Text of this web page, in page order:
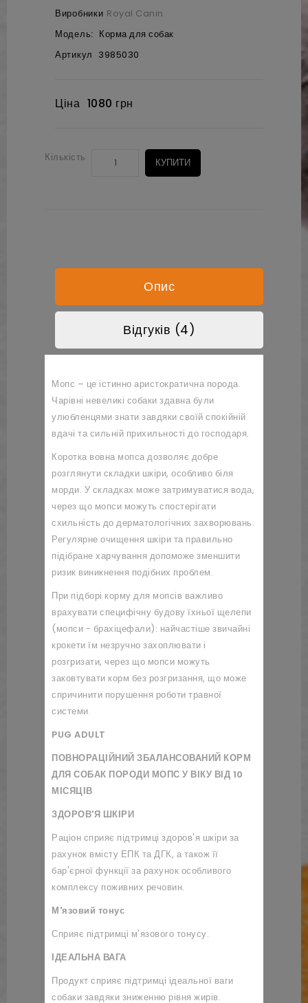
Виробники Royal Canin
Модель: Корма для собак
Артикул 3985030
Ціна 1080 грн
Кількість КУПИТИ
Опис
Відгуків (4)
Мопс – це істинно аристократична порода.
Чарівні невеликі собаки здавна були
улюбленцями знати завдяки своїй спокійній
вдачі та сильній прихильності до господаря.
Коротка вовна мопса дозволяє добре
розглянути складки шкіри, особливо біля
морди. У складках може затримуватися вода,
через що мопси можуть спостерігати
схильність до дерматологічних захворювань.
Регулярне очищення шкіри та правильно
підібране харчування допоможе зменшити
ризик виникнення подібних проблем.
При підборі корму для мопсів важливо
врахувати специфічну будову їхньої щелепи
(мопси - брахіцефали): найчастіше звичайні
крокети їм незручно захоплювати і
розгризати, через що мопси можуть
заковтувати корм без розгризання, що може
спричинити порушення роботи травної
системи.
PUG ADULT
ПОВНОРАЦІЙНИЙ ЗБАЛАНСОВАНИЙ КОРМ
ДЛЯ СОБАК ПОРОДИ МОПС У ВІКУ ВІД 10
МІСЯЦІВ
ЗДОРОВ'Я ШКІРИ
Раціон сприяє підтримці здоров'я шкіри за
рахунок вмісту ЕПК та ДГК, а також її
бар'єрної функції за рахунок особливого
комплексу поживних речовин.
М'язовий тонус
Сприяє підтримці м'язового тонусу.
ІДЕАЛЬНА ВАГА
Продукт сприяє підтримці ідеальної ваги
собаки завдяки зниженню рівня жирів.